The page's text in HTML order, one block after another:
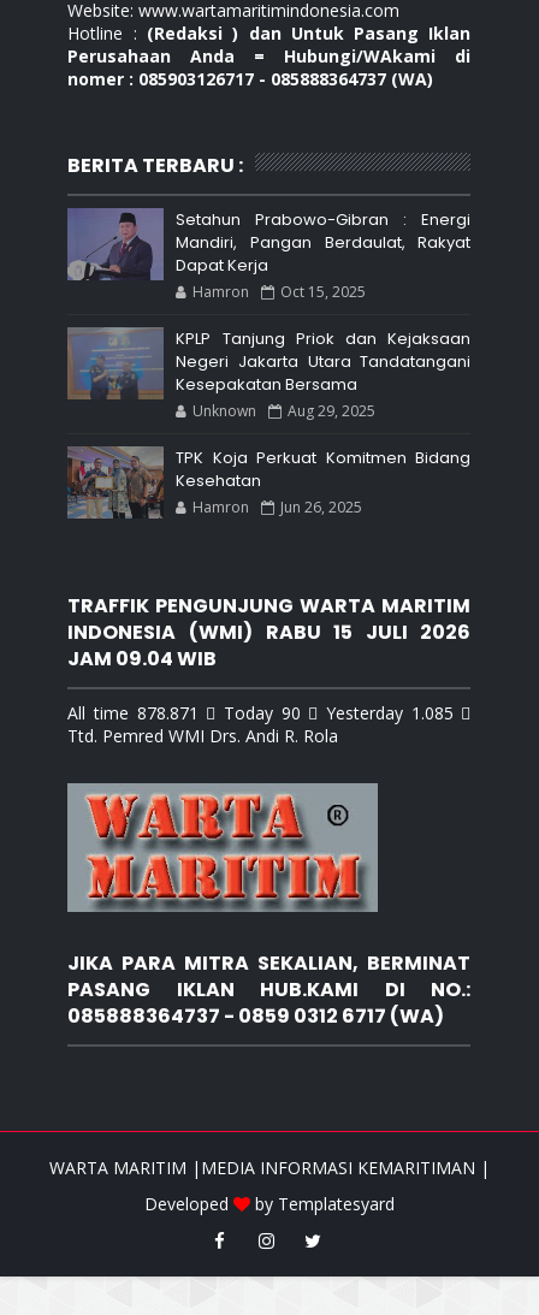
Website: www.wartamaritimindonesia.com
Hotline : (Redaksi ) dan Untuk Pasang Iklan
Perusahaan Anda = Hubungi/WAkami di
nomer : 085903126717 - 085888364737 (WA)
BERITA TERBARU :
Setahun Prabowo-Gibran : Energi
Mandiri, Pangan Berdaulat, Rakyat
Dapat Kerja
Hamron Oct 15, 2025
KPLP Tanjung Priok dan Kejaksaan
Negeri Jakarta Utara Tandatangani
Kesepakatan Bersama
Unknown Aug 29, 2025
TPK Koja Perkuat Komitmen Bidang
Kesehatan
Hamron Jun 26, 2025
TRAFFIK PENGUNJUNG WARTA MARITIM
INDONESIA (WMI) RABU 15 JULI 2026
JAM 09.04 WIB
All time 878.871  Today 90  Yesterday 1.085 
Ttd. Pemred WMI Drs. Andi R. Rola
JIKA PARA MITRA SEKALIAN, BERMINAT
PASANG IKLAN HUB.KAMI DI NO.:
085888364737 - 0859 0312 6717 (WA)
WARTA MARITIM |MEDIA INFORMASI KEMARITIMAN |
Developed
by Templatesyard